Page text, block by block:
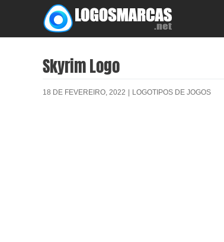
content
Skyrim Logo
18 DE FEVEREIRO, 2022 | LOGOTIPOS DE JOGOS